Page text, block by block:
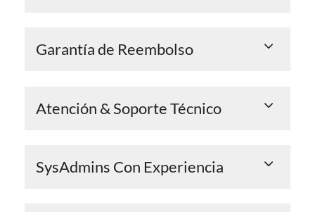
Garantía de Reembolso
Atención & Soporte Técnico
SysAdmins Con Experiencia